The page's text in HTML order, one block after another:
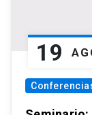
19